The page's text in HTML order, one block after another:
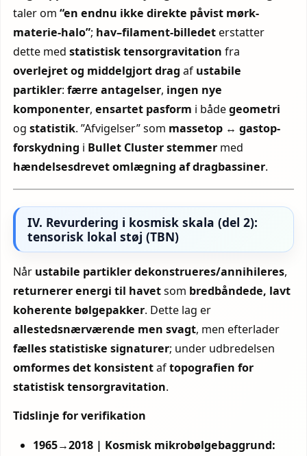
taler om “en endnu ikke direkte påvist mørk-
materie-halo”; hav–filament-billedet erstatter
dette med statistisk tensorgravitation fra
overlejret og middelgjort drag af ustabile
partikler: færre antagelser, ingen nye
komponenter, ensartet pasform i bådegeometri
og statistik. ”Afvigelser” som massetop ↔ gastop-
forskydning i Bullet Clusterstemmer med
hændelsesdrevet omlægning af dragbassiner.
IV. Revurdering i kosmisk skala (del 2):
tensorisk lokal støj (TBN)
Når ustabile partiklerdekonstrueres/annihileres,
returnerer energi til havetsom bredbåndede, lavt
koherente bølgepakker. Dette lag er
allestedsnærværende men svagt, men efterlader
fælles statistiske signaturer; under udbredelsen
omformes det konsistentaftopografien for
statistisk tensorgravitation.
Tidslinje for verifikation
1965→2018 | Kosmisk mikrobølgebaggrund: